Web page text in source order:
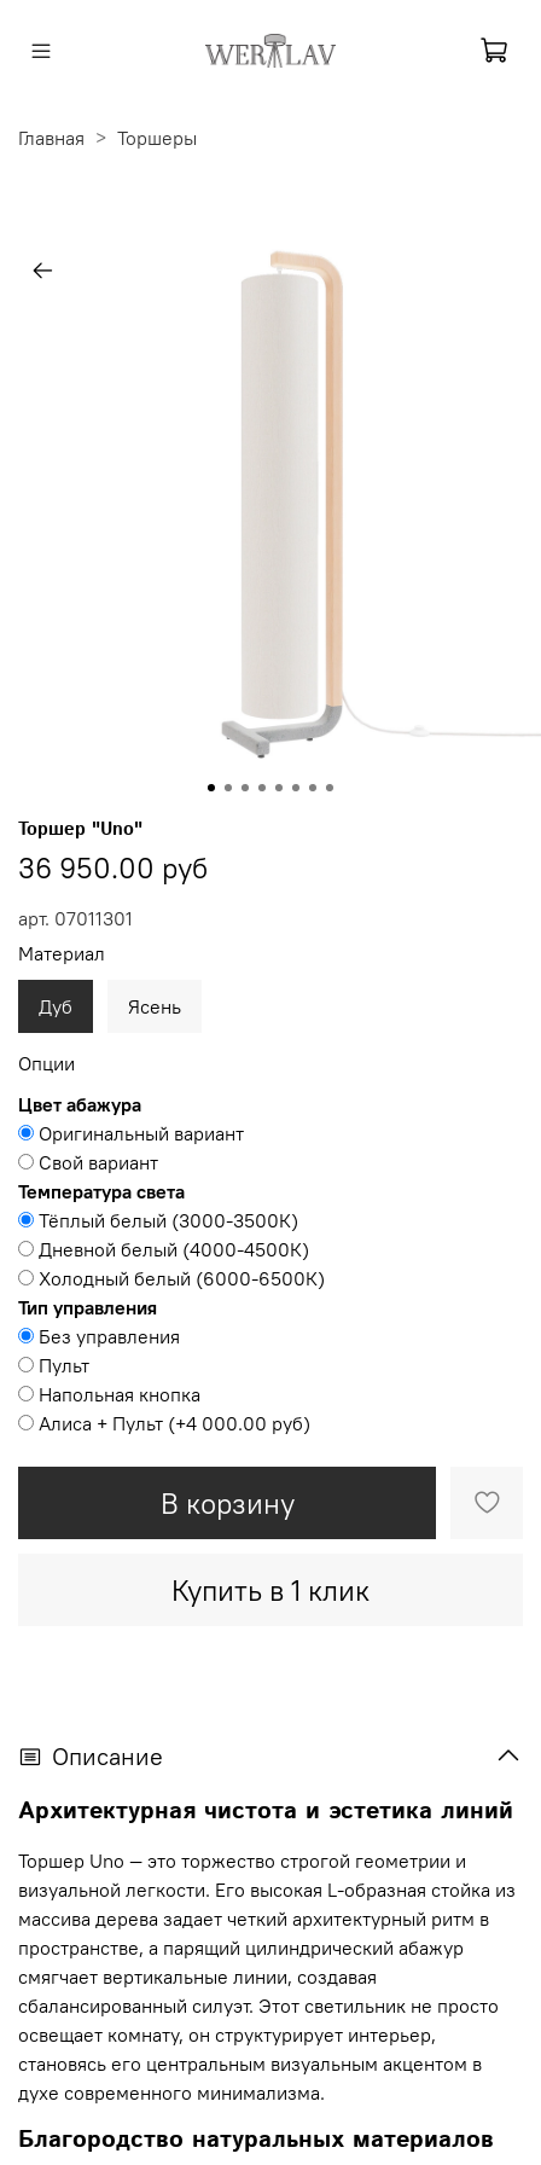
Главная Торшеры
арт. 07011301
Торшер "Uno"
36 950.00 руб
В корзину
Купить в 1 клик
Материал
Дуб Ясень
Опции
Цвет абажура
Оригинальный вариант
Свой вариант
Температура света
Тёплый белый (3000-3500К)
Дневной белый (4000-4500К)
Холодный белый (6000-6500К)
Тип управления
Без управления
Пульт
Напольная кнопка
Алиса + Пульт (+4 000.00 руб)
Описание
Архитектурная чистота и эстетика линий
Торшер Uno — это торжество строгой геометрии и
визуальной легкости. Его высокая L-образная стойка из
массива дерева задает четкий архитектурный ритм в
пространстве, а парящий цилиндрический абажур
смягчает вертикальные линии, создавая
сбалансированный силуэт. Этот светильник не просто
освещает комнату, он структурирует интерьер,
становясь его центральным визуальным акцентом в
духе современного минимализма.
Благородство натуральных материалов